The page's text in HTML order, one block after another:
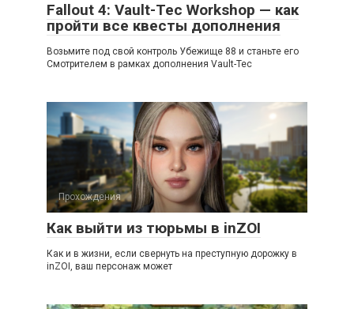
Fallout 4: Vault-Tec Workshop — как
пройти все квесты дополнения
Возьмите под свой контроль Убежище 88 и станьте его
Смотрителем в рамках дополнения Vault-Tec
Прохождения
Как выйти из тюрьмы в inZOI
Как и в жизни, если свернуть на преступную дорожку в
inZOI, ваш персонаж может